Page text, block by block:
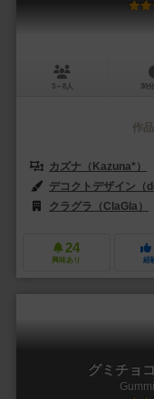
3～8人 30
作
カズナ（Kazuna*）
デコクトデザイン（
クラグラ（ClaGla）
24
興味あり 経
グミチョ